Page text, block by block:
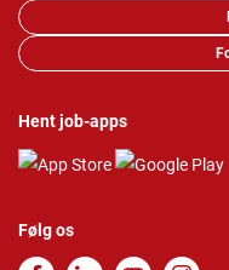
Hent job-apps
Følg os